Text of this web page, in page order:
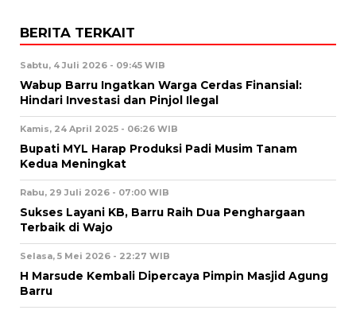
BERITA TERKAIT
Sabtu, 4 Juli 2026 - 09:45 WIB
Wabup Barru Ingatkan Warga Cerdas Finansial:
Hindari Investasi dan Pinjol Ilegal
Kamis, 24 April 2025 - 06:26 WIB
Bupati MYL Harap Produksi Padi Musim Tanam
Kedua Meningkat
Rabu, 29 Juli 2026 - 07:00 WIB
Sukses Layani KB, Barru Raih Dua Penghargaan
Terbaik di Wajo
Selasa, 5 Mei 2026 - 22:27 WIB
H Marsude Kembali Dipercaya Pimpin Masjid Agung
Barru